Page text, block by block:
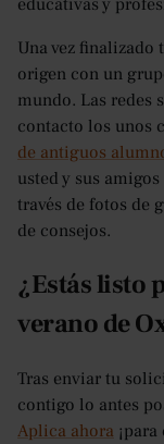
educativas y
Una vez finalizado
origen con un
mundo. Las redes
contacto los unos
de antiguos
usted y sus
través de fotos de
de consejos.
¿Estás listo
verano de
Tras enviar tu
contigo lo antes
Aplica ahora